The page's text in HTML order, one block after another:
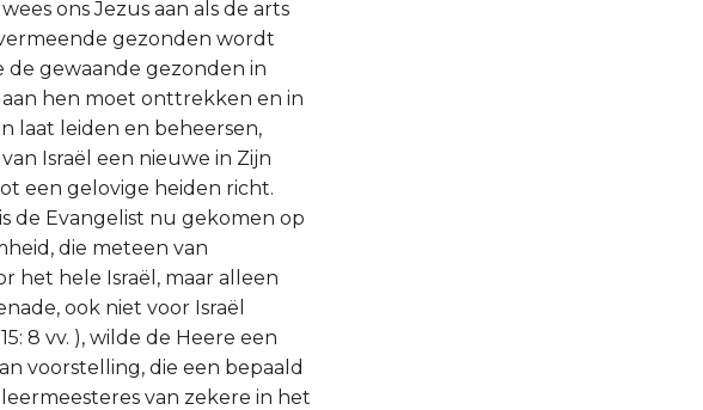
ons Jezus aan als de arts
gezonden wordt
gewaande gezonden in
hen moet onttrekken en in
laat leiden en beheersen,
Israël een nieuwe in Zijn
een gelovige heiden richt.
de Evangelist nu gekomen op
die meteen van
het hele Israël, maar alleen
ook niet voor Israël
8 vv. ), wilde de Heere een
voorstelling, die een bepaald
van zekere in het